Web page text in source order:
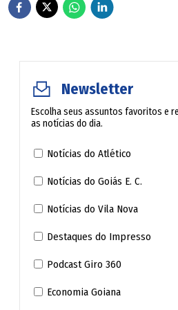
sangue frio. O francês pegou uma
Barrientos, defendendo-o. Sartre
encabeçaram a campanha pela
no quase quatro anos depois.
o casal Yves Montand e Simone
Debray lançou no ano passado
"Tout", tudo. Diz no primeiro:
No outro: "Sem querer abusar
velho babaca nascido em 1940
Newsletter
Escolha seus assuntos favoritos e
as notícias do dia.
Notícias do Atlético
Notícias do Goiás E. C.
Notícias do Vila Nova
Destaques do Impresso
Podcast Giro 360
Economia Goiana